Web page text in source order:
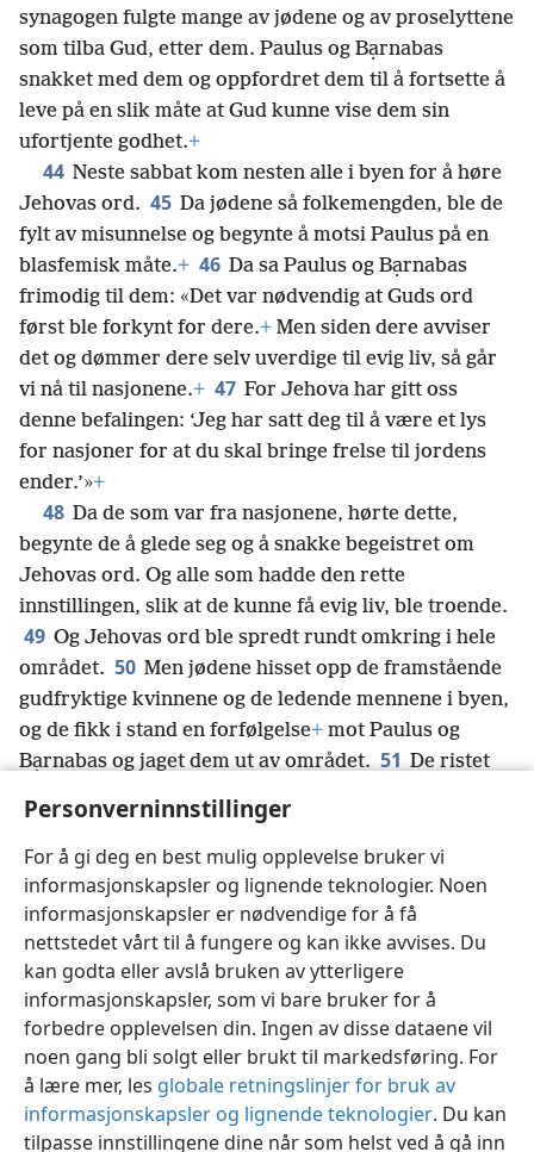
Personverninnstillinger
For å gi deg en best mulig opplevelse bruker vi
informasjonskapsler og lignende teknologier. Noen
informasjonskapsler er nødvendige for å få
nettstedet vårt til å fungere og kan ikke avvises. Du
kan godta eller avslå bruken av ytterligere
informasjonskapsler, som vi bare bruker for å
forbedre opplevelsen din. Ingen av disse dataene vil
noen gang bli solgt eller brukt til markedsføring. For
å lære mer, les globale retningslinjer for bruk av
informasjonskapsler og lignende teknologier. Du kan
tilpasse innstillingene dine når som helst ved å gå inn
synagogen fulgte mange av jødene og av proselyttene
som tilba Gud, etter dem. Paulus og Bạrnabas
snakket med dem og oppfordret dem til å fortsette å
leve på en slik måte at Gud kunne vise dem sin
ufortjente godhet.+
44 Neste sabbat kom nesten alle i byen for å høre
Jehovas ord. 45 Da jødene så folkemengden, ble de
fylt av misunnelse og begynte å motsi Paulus på en
blasfemisk måte.+ 46 Da sa Paulus og Bạrnabas
frimodig til dem: «Det var nødvendig at Guds ord
først ble forkynt for dere.+ Men siden dere avviser
det og dømmer dere selv uverdige til evig liv, så går
vi nå til nasjonene.+ 47 For Jehova har gitt oss
denne befalingen: ‘Jeg har satt deg til å være et lys
for nasjoner for at du skal bringe frelse til jordens
ender.’»+
48 Da de som var fra nasjonene, hørte dette,
begynte de å glede seg og å snakke begeistret om
Jehovas ord. Og alle som hadde den rette
innstillingen, slik at de kunne få evig liv, ble troende.
49 Og Jehovas ord ble spredt rundt omkring i hele
området. 50 Men jødene hisset opp de framstående
gudfryktige kvinnene og de ledende mennene i byen,
og de fikk i stand en forfølgelse+ mot Paulus og
Bạrnabas og jaget dem ut av området. 51 De ristet
Ikọnium. + 52 Og disiplene fortsatte å bli fylt med
glede +og hellig ånd.
Norsk Del Innstillinger
Copyright © 2026 Watch Tower Bible and Tract Society of Pennsylvania
Vilkår for bruk Personvern Personverninnstillinger
JW.ORG
Logg inn